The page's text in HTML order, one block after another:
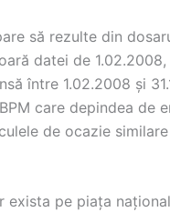
să rezulte din
datei de
între 1.02.2008 și
care depindea de
de ocazie
exista pe piața